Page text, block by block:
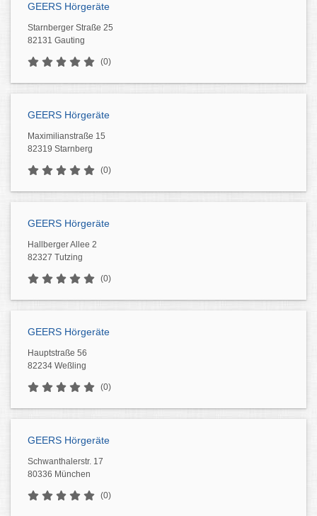
GEERS Hörgeräte
Starnberger Straße 25
82131 Gauting
(0)
GEERS Hörgeräte
Maximilianstraße 15
82319 Starnberg
(0)
GEERS Hörgeräte
Hallberger Allee 2
82327 Tutzing
(0)
GEERS Hörgeräte
Hauptstraße 56
82234 Weßling
(0)
GEERS Hörgeräte
Schwanthalerstr. 17
80336 München
(0)